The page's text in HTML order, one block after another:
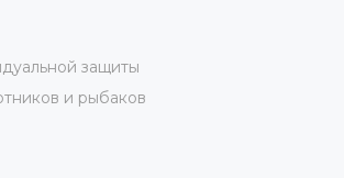
защиты
и рыбаков